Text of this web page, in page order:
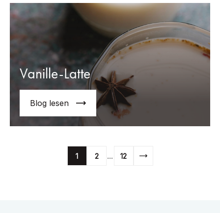
Vanille-Latte
Blog lesen
1 2 ... 12